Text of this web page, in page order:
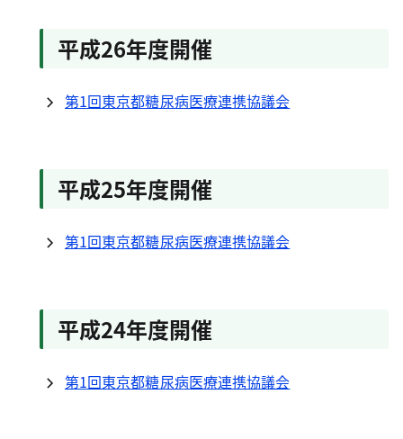
平成26年度開催
第1回東京都糖尿病医療連携協議会
平成25年度開催
第1回東京都糖尿病医療連携協議会
平成24年度開催
第1回東京都糖尿病医療連携協議会